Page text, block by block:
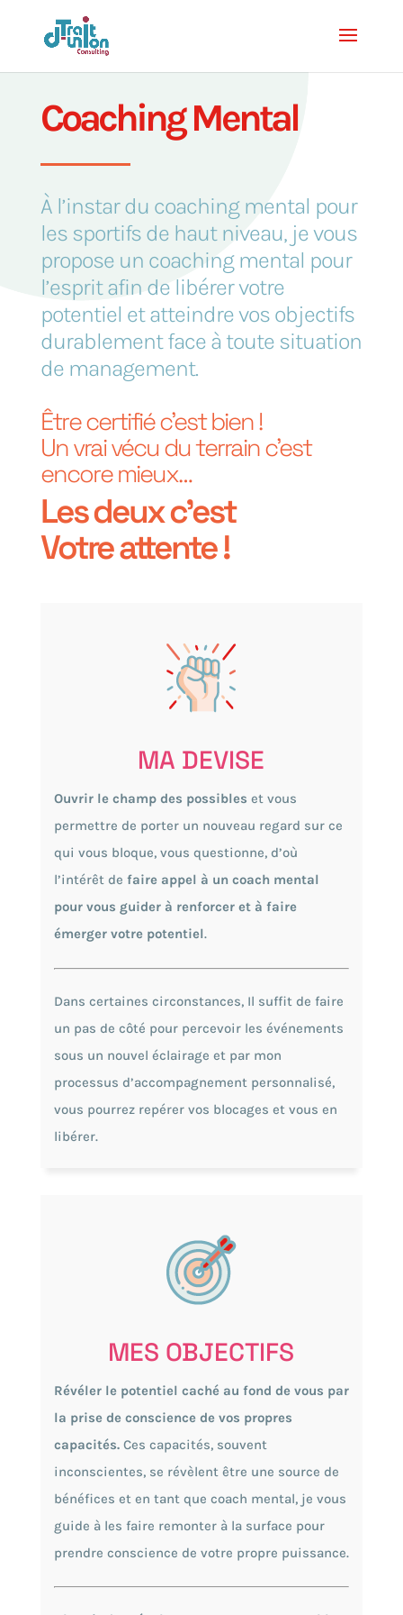
Coaching Mental
À l’instar du coaching mental pour
les sportifs de haut niveau, je vous
propose un coaching mental pour
l’esprit afin de libérer votre
potentiel et atteindre vos objectifs
durablement face à toute situation
de management.
Être certifié c’est bien !
Un vrai vécu du terrain c’est
encore mieux…
Les deux c’est
Votre attente !
MA DEVISE
Ouvrir le champ des possibles et vous
permettre de porter un nouveau regard sur ce
qui vous bloque, vous questionne, d’où
l’intérêt de faire appel à un coach mental
pour vous guider à renforcer et à faire
émerger votre potentiel.
Dans certaines circonstances, Il suffit de faire
un pas de côté pour percevoir les événements
sous un nouvel éclairage et par mon
processus d’accompagnement personnalisé,
vous pourrez repérer vos blocages et vous en
libérer.
MES OBJECTIFS
Révéler le potentiel caché au fond de vous par
la prise de conscience de vos propres
capacités.Ces capacités, souvent
inconscientes, se révèlent être une source de
bénéfices et en tant que coach mental, je vous
guide à les faire remonter à la surface pour
prendre conscience de votre propre puissance.